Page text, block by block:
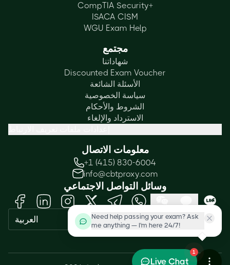
CompTIA Security+
ISACA CISM
WGU Exam Help
مجتمع
شهاداتنا
Discounted Exam Voucher
الأسئلة الشائعة
سياسة الخصوصية
الشروط والأحكام
الاسترداد والإلغاء
معلومات الاتصال
+1 (415) 830-6004
info@cbtproxy.com
وسائل التواصل الاجتماعي
العربية
Need help passing your exam? Ask
me anything — I'm here 24/7!
1
Live Chat